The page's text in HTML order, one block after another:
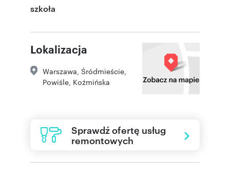
szkoła
Lokalizacja
Warszawa Śródmieście
Powiśle Koźmińska
Sprawdź ofertę usług
remontowych